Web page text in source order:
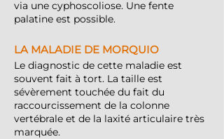
via une cyphoscoliose. Une fente
palatine est possible.
LA MALADIE DE MORQUIO
Le diagnostic de cette maladie est
souvent fait à tort. La taille est
sévèrement touchée du fait du
raccourcissement de la colonne
vertébrale et de la laxité articulaire très
marquée.